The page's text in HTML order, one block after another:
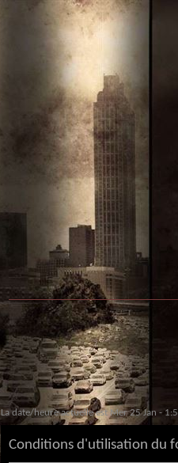
La date/heure actuelle est Mer 25 Jan -
Conditions d'utilisation du